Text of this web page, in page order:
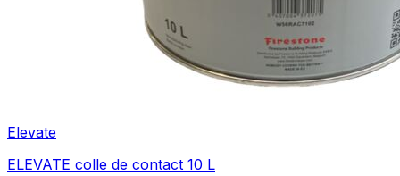
Elevate
ELEVATE colle de contact 10 L